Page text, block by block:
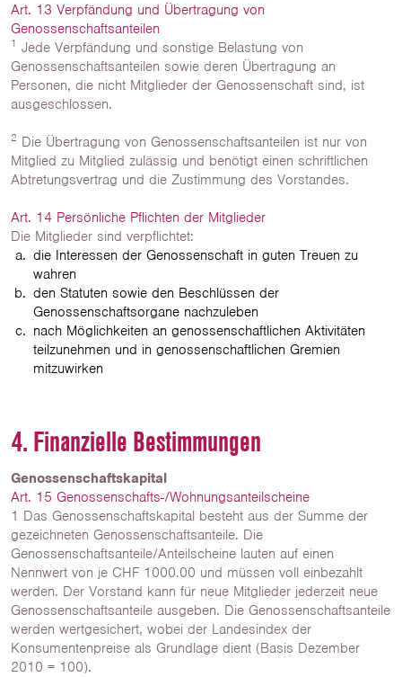
Art. 13 Verpfändung und Übertragung von
Genossenschaftsanteilen
1 Jede Verpfändung und sonstige Belastung von
Genossenschaftsanteilen sowie deren Übertragung an
Personen, die nicht Mitglieder der Genossenschaft sind, ist
ausgeschlossen.
2 Die Übertragung von Genossenschaftsanteilen ist nur von
Mitglied zu Mitglied zulässig und benötigt einen schriftlichen
Abtretungsvertrag und die Zustimmung des Vorstandes.
Art. 14 Persönliche Pflichten der Mitglieder
Die Mitglieder sind verpflichtet:
die Interessen der Genossenschaft in guten Treuen zu
wahren
den Statuten sowie den Beschlüssen der
Genossenschaftsorgane nachzuleben
nach Möglichkeiten an genossenschaftlichen Aktivitäten
teilzunehmen und in genossenschaftlichen Gremien
mitzuwirken
4. Finanzielle Bestimmungen
Genossenschaftskapital
Art. 15 Genossenschafts-/Wohnungsanteilscheine
1 Das Genossenschaftskapital besteht aus der Summe der
gezeichneten Genossenschaftsanteile. Die
Genossenschaftsanteile/Anteilscheine lauten auf einen
Nennwert von je CHF 1000.00 und müssen voll einbezahlt
werden. Der Vorstand kann für neue Mitglieder jederzeit neue
Genossenschaftsanteile ausgeben. Die Genossenschaftsanteile
werden wertgesichert, wobei der Landesindex der
Konsumentenpreise als Grundlage dient (Basis Dezember
2010 = 100).